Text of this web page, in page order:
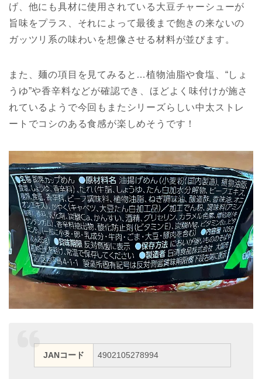
げ、他にも具材に使用されている大豆チャーシューが
旨味をプラス、それによって最後まで飽きの来ないの
ガッツリ系の味わいを想像させる材料が並びます。
また、麺の項目を見てみると…植物油脂や食塩、“しょ
うゆ”や香辛料などが確認でき、ほどよく味付けが施さ
れているようで今回もまたシリーズらしい中太ストレ
ートでコシのある食感が楽しめそうです！
JANコード 4902105278994